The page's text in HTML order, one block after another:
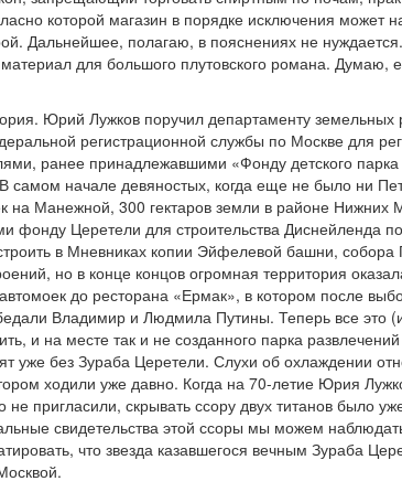
которой магазин в порядке исключения может
Дальнейшее, полагаю, в пояснениях не
для большого плутовского романа. Думаю,
Юрий Лужков поручил департаменту земельных
регистрационной службы по Москве для
ранее принадлежавшими «Фонду детского парка
самом начале девяностых, когда еще не было ни
на Манежной, 300 гектаров земли в районе Нижних
фонду Церетели для строительства Диснейленда
в Мневниках копии Эйфелевой башни, собора
но в конце концов огромная территория
до ресторана «Ермак», в котором после
Владимир и Людмила Путины. Теперь все это
и на месте так и не созданного парка
уже без Зураба Церетели. Слухи об охлаждении
ходили уже давно. Когда на 70-летие Юрия
пригласили, скрывать ссору двух титанов было
свидетельства этой ссоры мы можем
что звезда казавшегося вечным Зураба